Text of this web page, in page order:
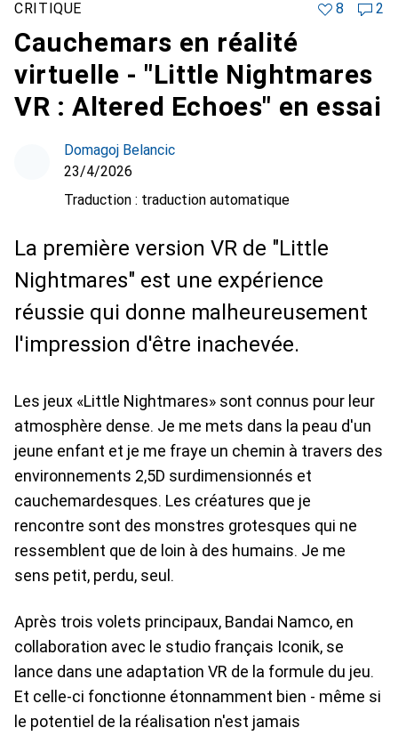
CRITIQUE 8 2
Cauchemars en réalité
virtuelle - "Little Nightmares
VR : Altered Echoes" en essai
Domagoj Belancic
23/4/2026
Traduction : traduction automatique
La première version VR de "Little
Nightmares" est une expérience
réussie qui donne malheureusement
l'impression d'être inachevée.
Les jeux «Little Nightmares» sont connus pour leur
atmosphère dense. Je me mets dans la peau d'un
jeune enfant et je me fraye un chemin à travers des
environnements 2,5D surdimensionnés et
cauchemardesques. Les créatures que je
rencontre sont des monstres grotesques qui ne
ressemblent que de loin à des humains. Je me
sens petit, perdu, seul.
Après trois volets principaux, Bandai Namco, en
collaboration avec le studio français Iconik, se
lance dans une adaptation VR de la formule du jeu.
Et celle-ci fonctionne étonnamment bien - même si
le potentiel de la réalisation n'est jamais